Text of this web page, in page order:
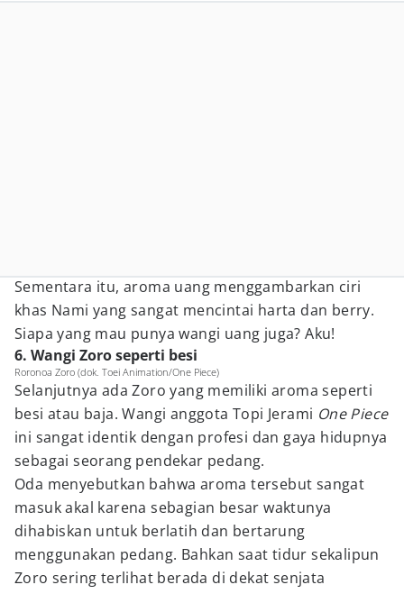
Sementara itu, aroma uang menggambarkan ciri
khas Nami yang sangat mencintai harta dan berry.
Siapa yang mau punya wangi uang juga? Aku!
6. Wangi Zoro seperti besi
Roronoa Zoro (dok. Toei Animation/One Piece)
Selanjutnya ada Zoro yang memiliki aroma seperti
besi atau baja. Wangi anggota Topi Jerami One Piece
ini sangat identik dengan profesi dan gaya hidupnya
sebagai seorang pendekar pedang.
Oda menyebutkan bahwa aroma tersebut sangat
masuk akal karena sebagian besar waktunya
dihabiskan untuk berlatih dan bertarung
menggunakan pedang. Bahkan saat tidur sekalipun
Zoro sering terlihat berada di dekat senjata